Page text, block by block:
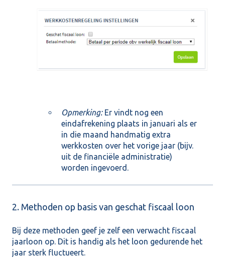
Opmerking:Er vindt nog een
eindafrekening plaats in januari als er
in die maand handmatig extra
werkkosten over het vorige jaar (bijv.
uit de financiële administratie)
worden ingevoerd.
2. Methoden op basis van geschat fiscaal loon
Bij deze methoden geef je zelf een verwacht fiscaal
jaarloon op. Dit is handig als het loon gedurende het
jaar sterk fluctueert.